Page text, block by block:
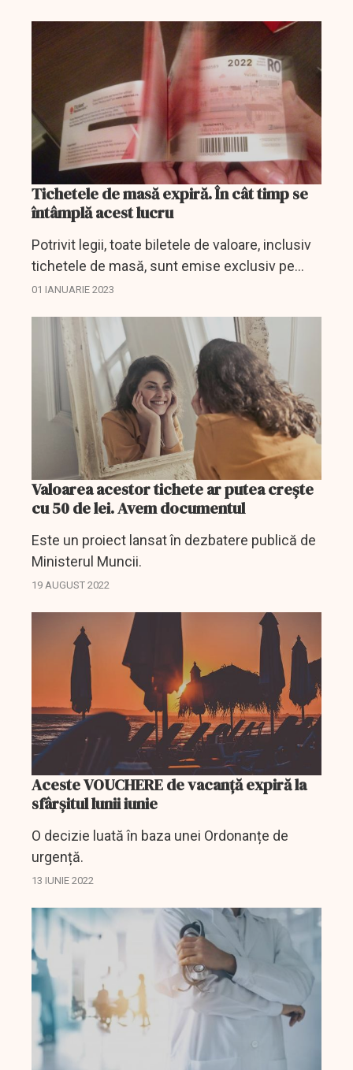
Tichetele de masă expiră. În cât timp se
întâmplă acest lucru
Potrivit legii, toate biletele de valoare, inclusiv
tichetele de masă, sunt emise exclusiv pe
suport electronic.
01 IANUARIE 2023
Valoarea acestor tichete ar putea crește
cu 50 de lei. Avem documentul
Este un proiect lansat în dezbatere publică de
Ministerul Muncii.
19 AUGUST 2022
Aceste VOUCHERE de vacanță expiră la
sfârșitul lunii iunie
O decizie luată în baza unei Ordonanțe de
urgență.
13 IUNIE 2022